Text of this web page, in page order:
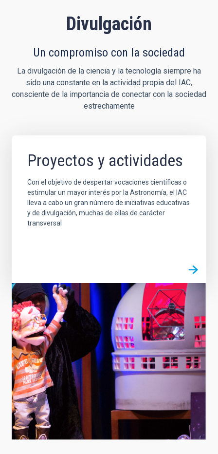
Divulgación
Un compromiso con la sociedad
La divulgación de la ciencia y la tecnología siempre ha
sido una constante en la actividad propia del IAC,
consciente de la importancia de conectar con la sociedad
estrechamente
Proyectos y actividades
Con el objetivo de despertar vocaciones científicas o
estimular un mayor interés por la Astronomía, el IAC
lleva a cabo un gran número de iniciativas educativas
y de divulgación, muchas de ellas de carácter
transversal